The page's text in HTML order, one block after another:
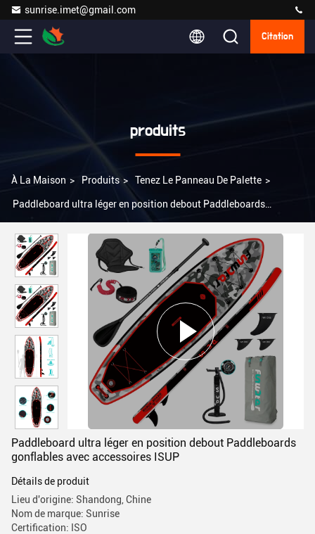
sunrise.imet@gmail.com
Citation
produits
À La Maison > Produits > Tenez Le Panneau De Palette >
Paddleboard ultra léger en position debout Paddleboards
Paddleboard ultra léger en position debout Paddleboards
gonflables avec accessoires ISUP
Détails de produit
Lieu d'origine: Shandong, Chine
Nom de marque: Sunrise
Certification: ISO